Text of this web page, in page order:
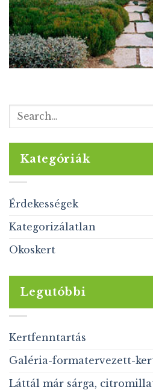
Az
Kategóriák
Érdekességek
Kategorizálatlan
Okoskert
Legutóbbi
Kertfenntartás
Galéria-formatervezett-
Láttál már sárga,